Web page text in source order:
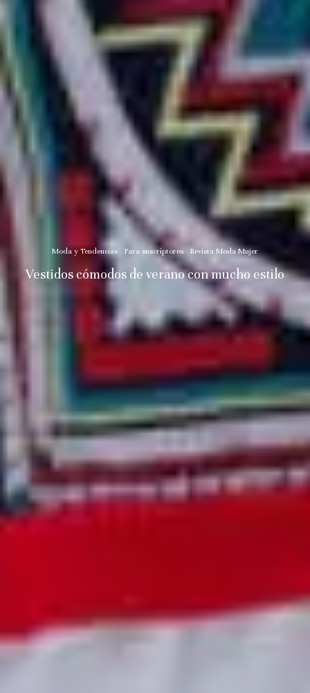
Moda y Tendencias Para suscriptores Revista Moda Mujer
Vestidos cómodos de verano con mucho estilo